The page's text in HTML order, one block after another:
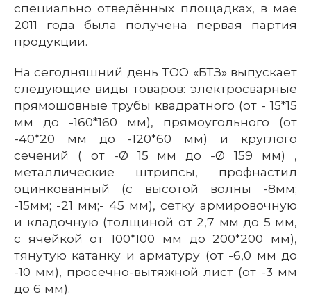
специально отведённых площадках, в мае
2011 года была получена первая партия
продукции.
На сегодняшний день ТОО «БТЗ» выпускает
следующие виды товаров: электросварные
прямошовные трубы квадратного (от - 15*15
мм до -160*160 мм), прямоугольного (от
-40*20 мм до -120*60 мм) и круглого
сечений ( от -Ø 15 мм до -Ø 159 мм) ,
металлические штрипсы, профнастил
оцинкованный (с высотой волны -8мм;
-15мм; -21 мм;- 45 мм), сетку армировочную
и кладочную (толщиной от 2,7 мм до 5 мм,
с ячейкой от 100*100 мм до 200*200 мм),
тянутую катанку и арматуру (от -6,0 мм до
-10 мм), просечно-вытяжной лист (от -3 мм
до 6 мм).